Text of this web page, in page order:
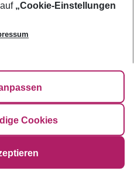
„Cookie-Einstellungen
Cookies